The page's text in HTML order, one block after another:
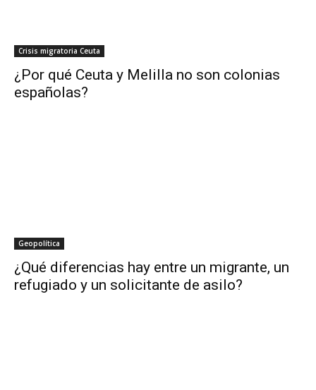
Crisis migratoria Ceuta
¿Por qué Ceuta y Melilla no son colonias
españolas?
Geopolítica
¿Qué diferencias hay entre un migrante, un
refugiado y un solicitante de asilo?